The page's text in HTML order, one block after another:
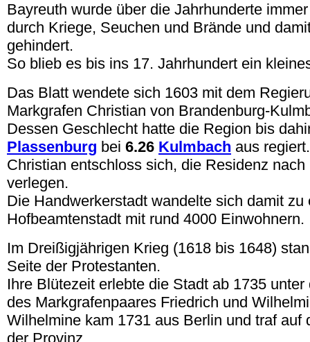
Bayreuth wurde über die Jahrhunderte
durch Kriege, Seuchen und Brände und
gehindert.
So blieb es bis ins 17. Jahrhundert ein
Das Blatt wendete sich 1603 mit dem
Markgrafen Christian von Brandenburg-
Dessen Geschlecht hatte die Region bis
Plassenburg bei 6.26 Kulmbach aus regiert.
Christian entschloss sich, die Residenz
verlegen.
Die Handwerkerstadt wandelte sich damit zu
Hofbeamtenstadt mit rund 4000 Einwohnern.
Im Dreißigjährigen Krieg (1618 bis 1648)
Seite der Protestanten.
Ihre Blütezeit erlebte die Stadt ab 1735
des Markgrafenpaares Friedrich und
Wilhelmine kam 1731 aus Berlin und traf auf
der Provinz.